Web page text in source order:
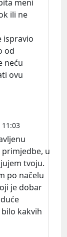
meni
ili ne
ispravio
od
neću
ovu
11:03
u
tvoju.
po načelu
je dobar
kakvih